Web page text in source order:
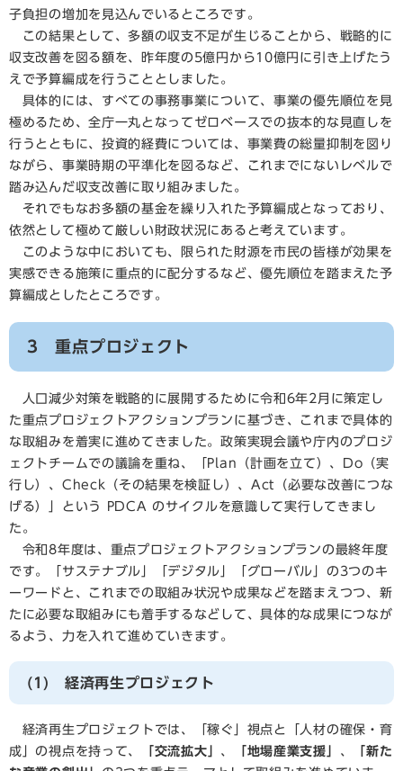
子負担の増加を見込んでいるところです。
この結果として、多額の収支不足が生じることから、戦略的に
収支改善を図る額を、昨年度の5億円から10億円に引き上げたう
えで予算編成を行うこととしました。
具体的には、すべての事務事業について、事業の優先順位を見
極めるため、全庁一丸となってゼロベースでの抜本的な見直しを
行うとともに、投資的経費については、事業費の総量抑制を図り
ながら、事業時期の平準化を図るなど、これまでにないレベルで
踏み込んだ収支改善に取り組みました。
それでもなお多額の基金を繰り入れた予算編成となっており、
依然として極めて厳しい財政状況にあると考えています。
このような中においても、限られた財源を市民の皆様が効果を
実感できる施策に重点的に配分するなど、優先順位を踏まえた予
算編成としたところです。
3 重点プロジェクト
人口減少対策を戦略的に展開するために令和6年2月に策定し
た重点プロジェクトアクションプランに基づき、これまで具体的
な取組みを着実に進めてきました。政策実現会議や庁内のプロジ
ェクトチームでの議論を重ね、「Plan（計画を立て）、Do（実
行し）、Check（その結果を検証し）、Act（必要な改善につな
げる）」という PDCA のサイクルを意識して実行してきまし
た。
令和8年度は、重点プロジェクトアクションプランの最終年度
です。「サステナブル」「デジタル」「グローバル」の3つのキ
ーワードと、これまでの取組み状況や成果などを踏まえつつ、新
たに必要な取組みにも着手するなどして、具体的な成果につなが
るよう、力を入れて進めていきます。
(1) 経済再生プロジェクト
経済再生プロジェクトでは、「稼ぐ」視点と「人材の確保・育
成」の視点を持って、
「交流拡大」 、 「地場産業支援」 、
「新た